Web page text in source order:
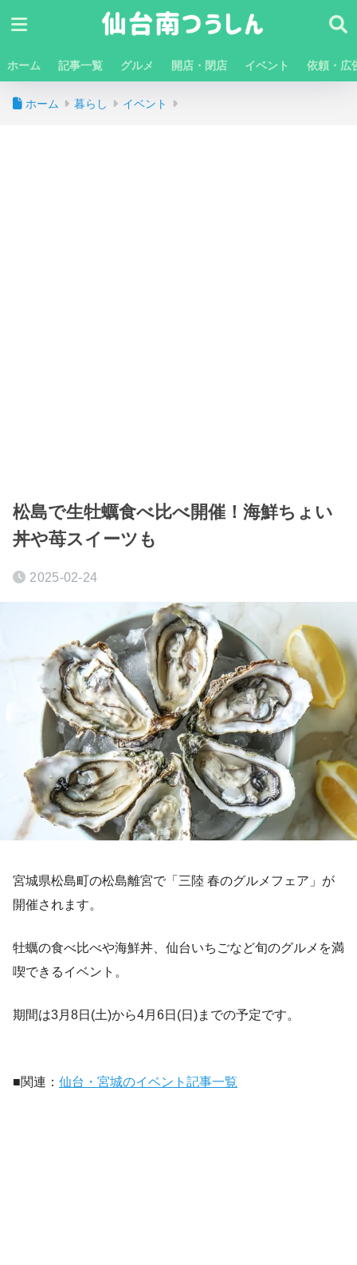
ホーム 記事一覧 グルメ 開店・閉店 イベント 依頼・広
ホーム 暮らし イベント
松島で生牡蠣食べ比べ開催！海鮮ちょい
丼や苺スイーツも
2025-02-24
宮城県松島町の松島離宮で「三陸 春のグルメフェア」が
開催されます。
牡蠣の食べ比べや海鮮丼、仙台いちごなど旬のグルメを満
喫できるイベント。
期間は3月8日(土)から4月6日(日)までの予定です。
■関連： 仙台・宮城のイベント記事一覧